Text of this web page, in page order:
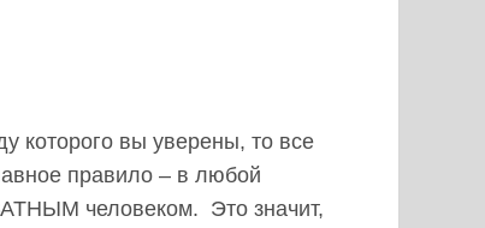
которого вы уверены, то все
правило – в любой
человеком. Это значит,